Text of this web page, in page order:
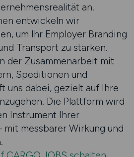
an.
entwickeln wir
um Ihr Employer Branding
Transport zu stärken.
der Zusammenarbeit mit
Speditionen und
uns dabei, gezielt auf Ihre
Die Plattform wird
Instrument Ihrer
mit messbarer Wirkung und